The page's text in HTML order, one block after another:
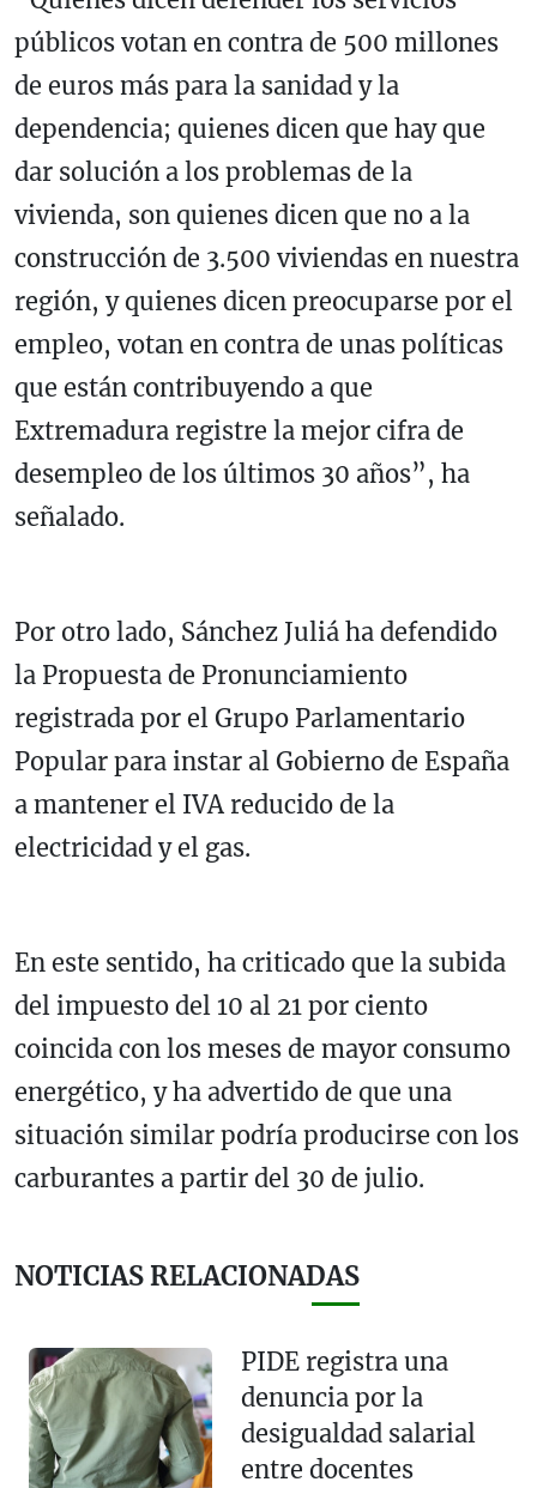
públicos votan en contra de 500 millones
de euros más para la sanidad y la
dependencia; quienes dicen que hay que
dar solución a los problemas de la
vivienda, son quienes dicen que no a la
construcción de 3.500 viviendas en nuestra
región, y quienes dicen preocuparse por el
empleo, votan en contra de unas políticas
que están contribuyendo a que
Extremadura registre la mejor cifra de
desempleo de los últimos 30 años”, ha
señalado.
Por otro lado, Sánchez Juliá ha defendido
la Propuesta de Pronunciamiento
registrada por el Grupo Parlamentario
Popular para instar al Gobierno de España
a mantener el IVA reducido de la
electricidad y el gas.
En este sentido, ha criticado que la subida
del impuesto del 10 al 21 por ciento
coincida con los meses de mayor consumo
energético, y ha advertido de que una
situación similar podría producirse con los
carburantes a partir del 30 de julio.
NOTICIAS RELACIONADAS
PIDE registra una
denuncia por la
desigualdad salarial
entre docentes